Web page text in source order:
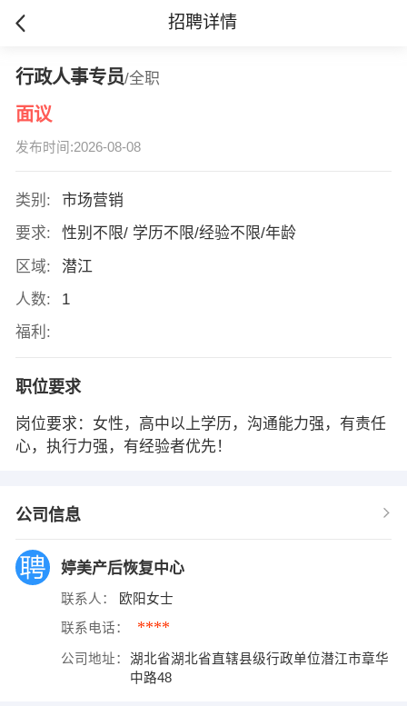
招聘详情
行政人事专员/全职
面议
发布时间:2026-08-08
类别:
市场营销
要求:
性别不限/ 学历不限/经验不限/年龄
区域:
潜江
人数:
1
福利:
职位要求
岗位要求：女性，高中以上学历，沟通能力强，有责任
心，执行力强，有经验者优先！
公司信息
婷美产后恢复中心
联系人： 欧阳女士
联系电话： ****
公司地址：
湖北省湖北省直辖县级行政单位潜江市章华
中路48